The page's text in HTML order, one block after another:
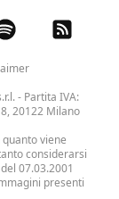
- Partita IVA:
20122 Milano
viene
considerarsi
07.03.2001
presenti